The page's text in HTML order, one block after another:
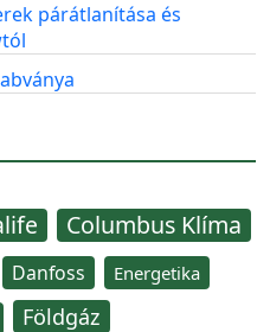
párátlanítása és
Columbus Klíma
Danfoss Energetika
Földgáz